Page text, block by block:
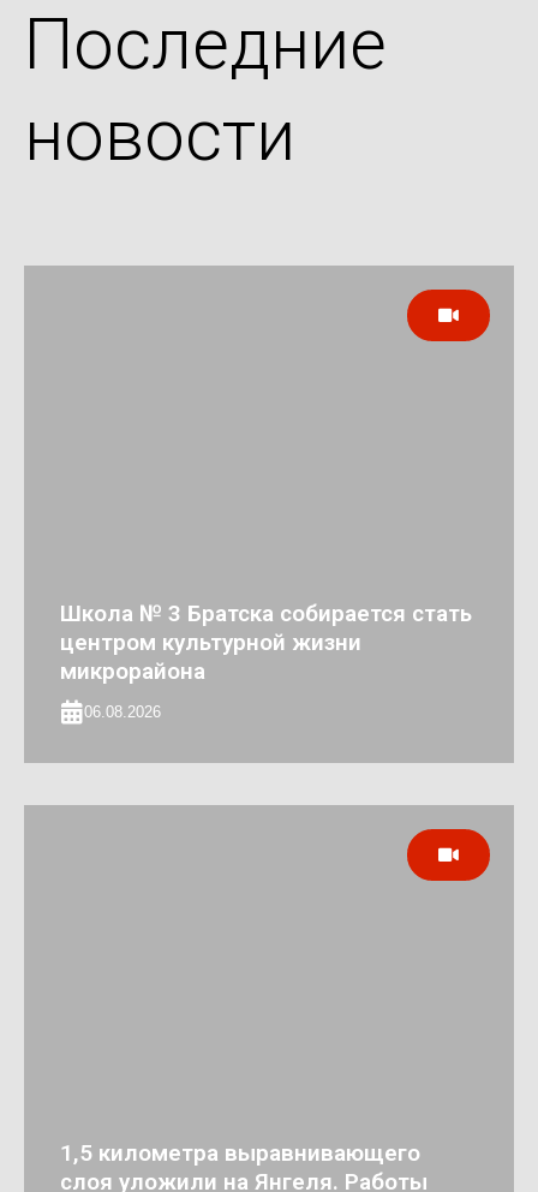
Последние
новости
Школа № 3 Братска собирается стать
центром культурной жизни
микрорайона
06.08.2026
1,5 километра выравнивающего
слоя уложили на Янгеля. Работы